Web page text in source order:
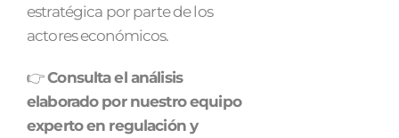
estratégica por parte de los
actores económicos.
👉Consulta el análisis
elaborado por nuestro equipo
experto en regulación y